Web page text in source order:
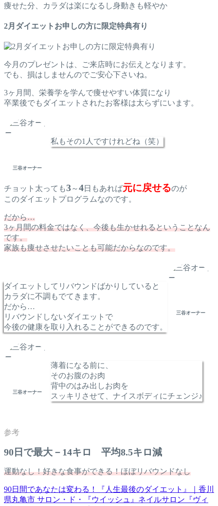
痩せた分、カラダは楽になるし身動きも軽やか
2月ダイエットお申しの方に限定特典有り
今月のプレゼントは、ご来店時にお伝えとなります。
でも、損はしませんのでご安心下さいね。
3ヶ月間、栄養学を学んで痩せやすい体質になり
卒業後でもダイエットされたお客様は太らずにいます。
三谷オーナー
私もその1人ですけれどね（笑）
チョット太っても3～4日もあれば元に戻せるのが
このダイエットプログラムなのです。
だから…
3ヶ月間の料金ではなく、今後も生かせれるということなん
です。
家族も痩せさせたいことも可能だからなのです。
ダイエットしてリバウンドばかりしていると
カラダに不調もでてきます。
だから…
リバウンドしないダイエットで
今後の健康を取り入れることができるのです。
三谷オーナー
三谷オーナー
薄着になる前に、
そのお腹のお肉
背中のはみ出しお肉を
スッキリさせて、ナイスボディにチェンジ♪
90日で最大－14キロ 平均8.5キロ減
運動なし！好きな食事ができる！ほぼリバウンドなし
90日間であなたは変わる！『人生最後のダイエット』｜香川
県丸亀市 サロン・ド・『ウイッシュ』ネイルサロン『ヴィ